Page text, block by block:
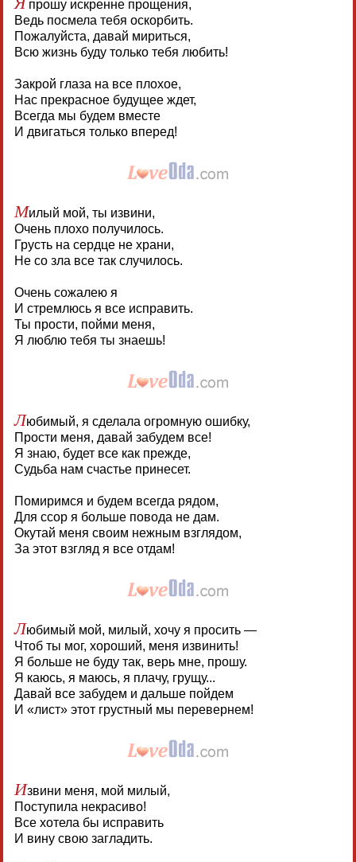
прошу искренне прощения,
Ведь посмела тебя оскорбить.
Пожалуйста, давай мириться,
Всю жизнь буду только тебя любить!
Закрой глаза на все плохое,
Нас прекрасное будущее ждет,
Всегда мы будем вместе
И двигаться только вперед!
Милый мой, ты извини,
Очень плохо получилось.
Грусть на сердце не храни,
Не со зла все так случилось.
Очень сожалею я
И стремлюсь я все исправить.
Ты прости, пойми меня,
Я люблю тебя ты знаешь!
Любимый, я сделала огромную ошибку,
Прости меня, давай забудем все!
Я знаю, будет все как прежде,
Судьба нам счастье принесет.
Помиримся и будем всегда рядом,
Для ссор я больше повода не дам.
Окутай меня своим нежным взглядом,
За этот взгляд я все отдам!
Любимый мой, милый, хочу я просить —
Чтоб ты мог, хороший, меня извинить!
Я больше не буду так, верь мне, прошу.
Я каюсь, я маюсь, я плачу, грущу...
Давай все забудем и дальше пойдем
И «лист» этот грустный мы перевернем!
Извини меня, мой милый,
Поступила некрасиво!
Все хотела бы исправить
И вину свою загладить.